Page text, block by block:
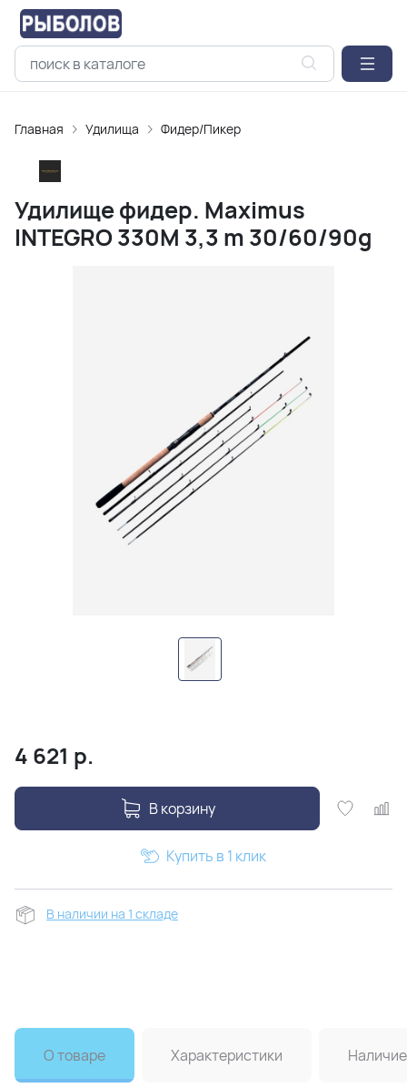
Главная Удилищa Фидер/Пикер
Удилище фидер. Maximus
INTEGRO 330M 3,3 m 30/60/90g
4 621 р.
В корзину
Купить в 1 клик
В наличии на 1 складе
О товаре Характеристики Наличие